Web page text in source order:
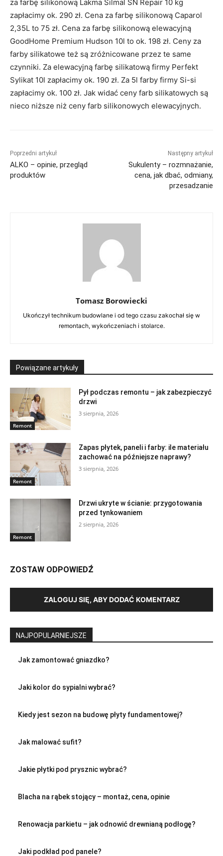
za farbę silikonową Lakma Silmal SN Repair 10 kg
zapłacimy ok. 290 zł. Cena za farbę silikonową Caparol
2,35L to 75 zł. Cena za farbę silikonową elewacyjną
GoodHome Premium Hudson 10l to ok. 198 zł. Ceny za
farby silikatowe też są zróżnicowane przez te same
czynniki. Za elewacyjną farbę silikatową firmy Perfekt
Sylikat 10l zapłacimy ok. 190 zł. Za 5l farby firmy Si-si
zapłacimy ok. 100 zł. Jak widać ceny farb silikatowych są
nieco niższe niż ceny farb silikonowych elewacyjnych.
Poprzedni artykuł
ALKO – opinie, przegląd
produktów
Następny artykuł
Sukulenty – rozmnażanie,
cena, jak dbać, odmiany,
przesadzanie
Tomasz Borowiecki
Ukończył technikum budowlane i od tego czasu zakochał się w
remontach, wykończeniach i stolarce.
Powiązane artykuły
Remont
Pył podczas remontu – jak zabezpieczyć
drzwi
3 sierpnia, 2026
Remont
Zapas płytek, paneli i farby: ile materiału
zachować na późniejsze naprawy?
3 sierpnia, 2026
Remont
Drzwi ukryte w ścianie: przygotowania
przed tynkowaniem
2 sierpnia, 2026
ZOSTAW ODPOWIEDŹ
ZALOGUJ SIĘ, ABY DODAĆ KOMENTARZ
NAJPOPULARNIEJSZE
Jak zamontować gniazdko?
Jaki kolor do sypialni wybrać?
Kiedy jest sezon na budowę płyty fundamentowej?
Jak malować sufit?
Jakie płytki pod prysznic wybrać?
Blacha na rąbek stojący – montaż, cena, opinie
Renowacja parkietu – jak odnowić drewnianą podłogę?
Jaki podkład pod panele?